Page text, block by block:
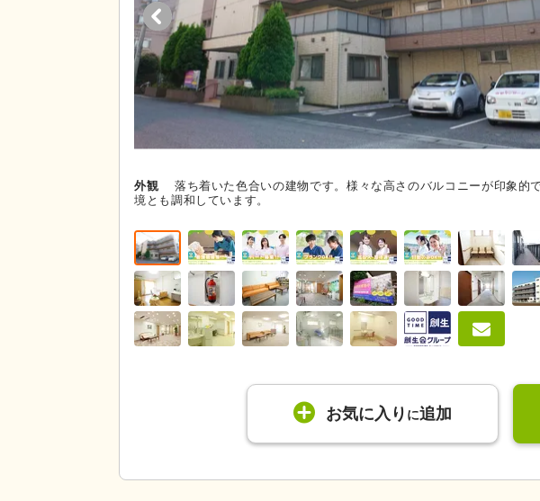
外観
落ち着いた色合いの建物です。様々な高さのバルコニーが印象的
境とも調和しています。
お気に入り に追加